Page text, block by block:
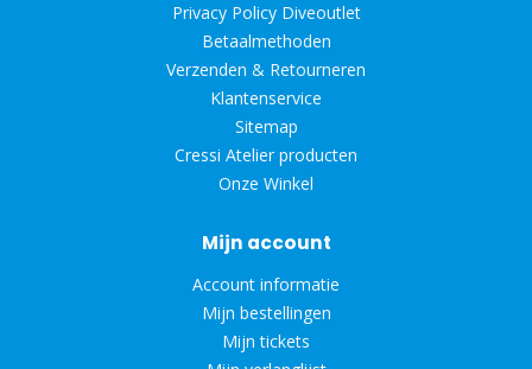
Privacy Policy Diveoutlet
Betaalmethoden
Verzenden & Retourneren
Klantenservice
Sitemap
Cressi Atelier producten
Onze Winkel
Mijn account
Account informatie
Mijn bestellingen
Mijn tickets